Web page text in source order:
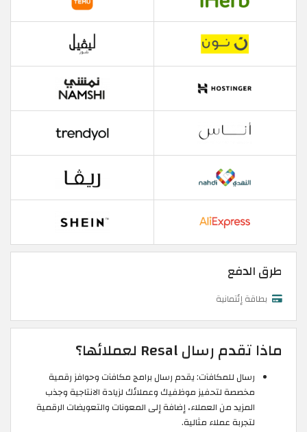
طرق الدفع
بطاقة إئتمانية
ماذا تقدم رسال Resal لعملائها؟
رسال للمكافآت: يقدم رسال برامج مكافآت وحوافز رقمية
مخصصة لتحفيز موظفيك وعملائك لزيادة الانتاجية وجذب
المزيد من العملاء، إضافة إلى المعونات والتعويضات الرقمية
لتجربة عملاء مثالية.